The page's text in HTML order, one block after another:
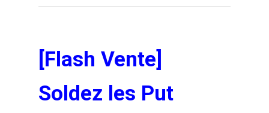
[Flash Vente]
Soldez les Put